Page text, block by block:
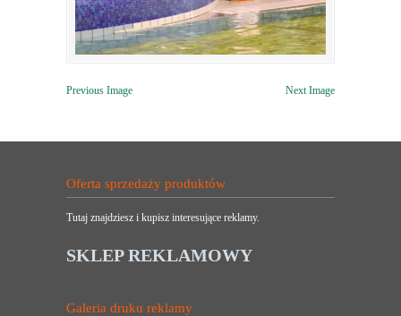
Previous Image Next Image
Oferta sprzedaży produktów
Tutaj znajdziesz i kupisz interesujące reklamy.
SKLEP REKLAMOWY
Galeria druku reklamy